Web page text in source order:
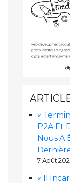
«
P2A Et
Nous A
7 Août
« Il